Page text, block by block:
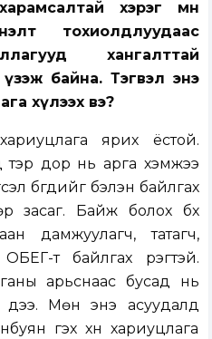
хэрэг мөн
тохиолдлуудаас
хангалттай
байна. Тэгвэл энэ
хүлээх вэ?
ярих ёстой.
тэр дор нь арга хэмжээ
бүгдийг бэлэн байлгах
засаг. Байж болох бүх
дамжуулагч, татагч,
т байлгах үүрэгтэй.
арьснаас бусад нь
дээ. Мөн энэ асуудалд
гэх хүн хариуцлага